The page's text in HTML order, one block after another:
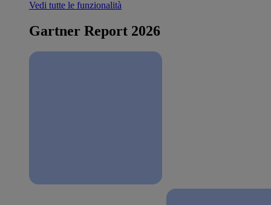
Vedi tutte le funzionalità
Gartner Report 2026